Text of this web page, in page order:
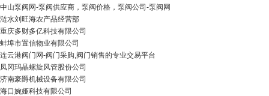
中山泵阀网-泵阀供应商，泵阀价格，泵阀公司-泵阀网
涟水刘旺海农产品经营部
重庆多财多亿科技有限公司
蚌埠市置信物业有限公司
连云港阀门网-阀门采购,阀门销售的专业交易平台
凤冈玛晶螺旋风管股份公司
济南豪爵机械设备有限公司
海口婉娅科技有限公司